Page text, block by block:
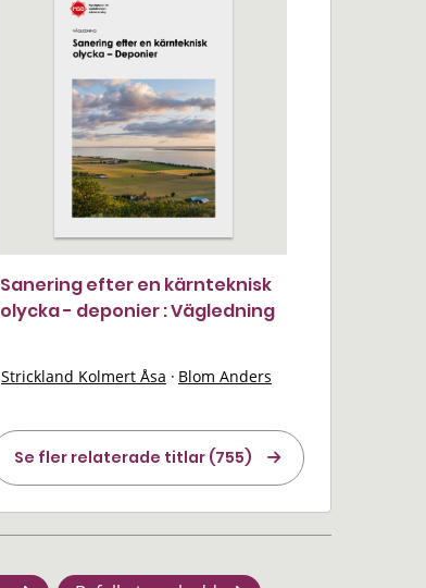
Sanering efter en kärnteknisk
olycka - deponier : Vägledning
Strickland Kolmert Åsa · Blom Anders
Se fler relaterade titlar (755)